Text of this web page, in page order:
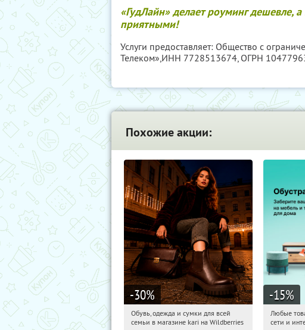
«ГудЛайн» делает роуминг дешевле,
приятными!
Услуги предоставляет: Общество с
Телеком»,ИНН 7728513674, ОГРН
Похожие акции:
-30%
17:18:49 Получили:
Обувь, одежда и сумки для всей
семьи в магазине kari на Wildberries
-15%
Любые
сети и